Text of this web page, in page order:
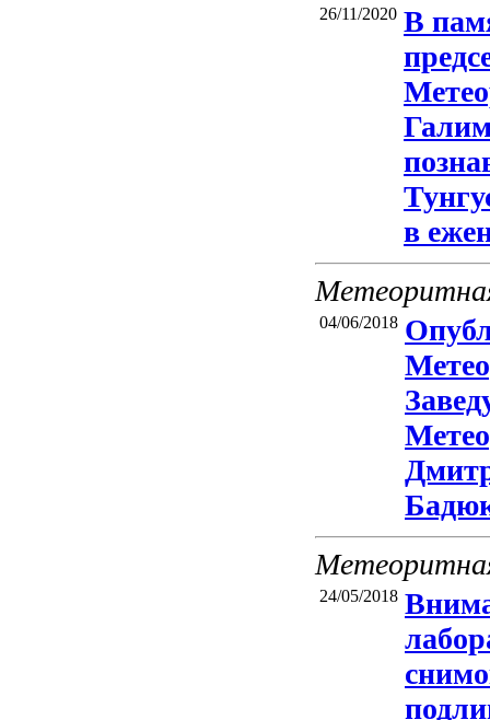
26/11/2020 В
в
04/06/2018
24/05/2018